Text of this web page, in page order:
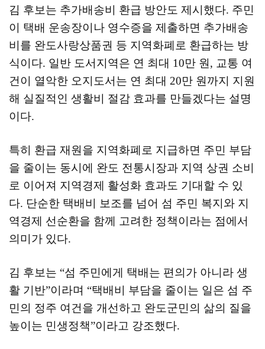
김 후보는 추가배송비 환급 방안도 제시했다. 주민
이 택배 운송장이나 영수증을 제출하면 추가배송
비를 완도사랑상품권 등 지역화폐로 환급하는 방
식이다. 일반 도서지역은 연 최대 10만 원, 교통 여
건이 열악한 오지도서는 연 최대 20만 원까지 지원
해 실질적인 생활비 절감 효과를 만들겠다는 설명
이다.
특히 환급 재원을 지역화폐로 지급하면 주민 부담
을 줄이는 동시에 완도 전통시장과 지역 상권 소비
로 이어져 지역경제 활성화 효과도 기대할 수 있
다. 단순한 택배비 보조를 넘어 섬 주민 복지와 지
역경제 선순환을 함께 고려한 정책이라는 점에서
의미가 있다.
김 후보는 “섬 주민에게 택배는 편의가 아니라 생
활 기반”이라며 “택배비 부담을 줄이는 일은 섬 주
민의 정주 여건을 개선하고 완도군민의 삶의 질을
높이는 민생정책”이라고 강조했다.